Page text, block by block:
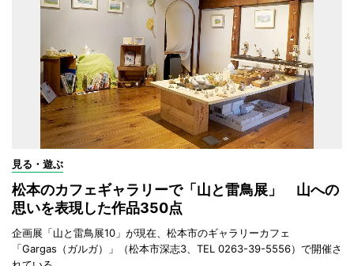
見る・遊ぶ
松本のカフェギャラリーで「山と雷鳥展」 山への
思いを表現した作品350点
企画展「山と雷鳥展10」が現在、松本市のギャラリーカフェ
「Gargas（ガルガ）」（松本市深志3、TEL 0263-39-5556）で開催さ